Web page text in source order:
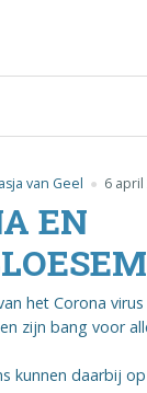
van Geel 6 april
EN
het Corona
zijn bang voor
kunnen daarbij